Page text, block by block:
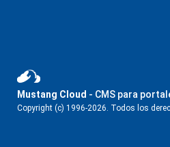
Mustang Cloud - CMS para
Copyright (c) 1996-2026. Todos los